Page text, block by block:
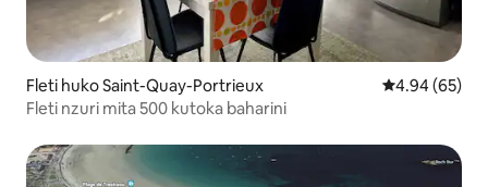
Fleti huko Saint-Quay-Portrieux Ukadiriaji wa
4.94 (65)
Fleti nzuri mita 500 kutoka baharini